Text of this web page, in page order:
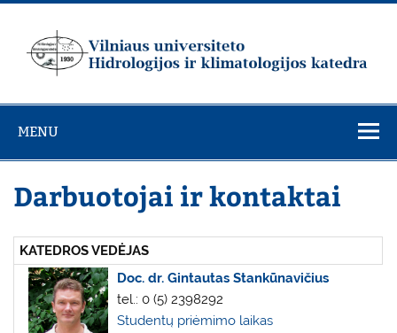
Skip
universiteto
Hidrologijos ir
klimatologijos
katedra
MENU
Darbuotojai ir kontaktai
KATEDROS VEDĖJAS
Doc. dr. Gintautas Stankūnavičius
tel.: 0 (5) 2398292
Studentų priėmimo laikas